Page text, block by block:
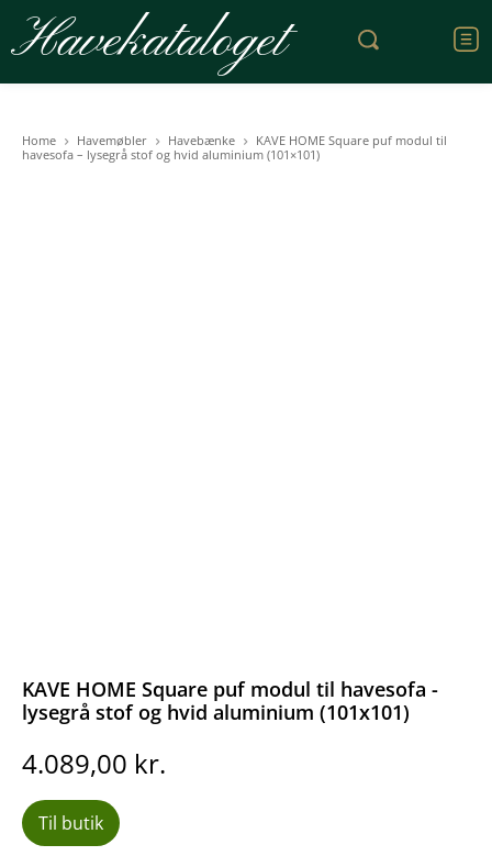
Havekataloget
Home Havemøbler Havebænke
KAVE HOME Square puf modul til
havesofa – lysegrå stof og hvid aluminium (101×101)
KAVE HOME Square puf modul til havesofa -
lysegrå stof og hvid aluminium (101x101)
4.089,00 kr.
Til butik